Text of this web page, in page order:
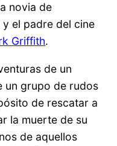
novia de
y el padre del cine
Griffith.
de un
un grupo de rudos
de rescatar a
la muerte de su
de aquellos